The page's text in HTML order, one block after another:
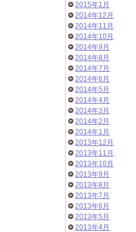
2015年1月
2014年12月
2014年11月
2014年10月
2014年9月
2014年8月
2014年7月
2014年6月
2014年5月
2014年4月
2014年3月
2014年2月
2014年1月
2013年12月
2013年11月
2013年10月
2013年9月
2013年8月
2013年7月
2013年6月
2013年5月
2013年4月